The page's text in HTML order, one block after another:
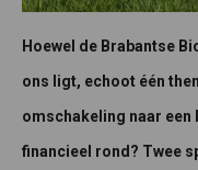
Hoewel de Brabantse
ons ligt, echoot één
omschakeling naar
financieel rond? Twee